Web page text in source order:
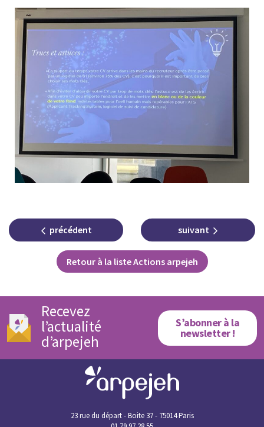
précédent
Retour à la liste Actions arpejeh
suivant
Recevez
l’actualité
d’arpejeh
S’abonner à la
newsletter !
23 rue du départ - Boite 37 - 75014 Paris